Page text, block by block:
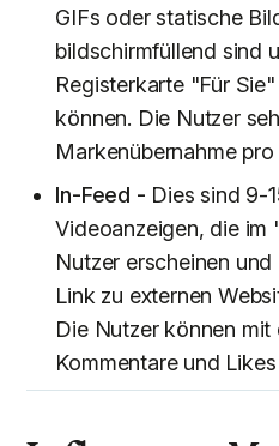
GIFs oder statische
bildschirmfüllend sind
Registerkarte "Für Sie"
können. Die Nutzer
Markenübernahme pro
In-Feed - Dies sind 9-
Videoanzeigen, die im
Nutzer erscheinen
Link zu externen
Die Nutzer können
Kommentare und